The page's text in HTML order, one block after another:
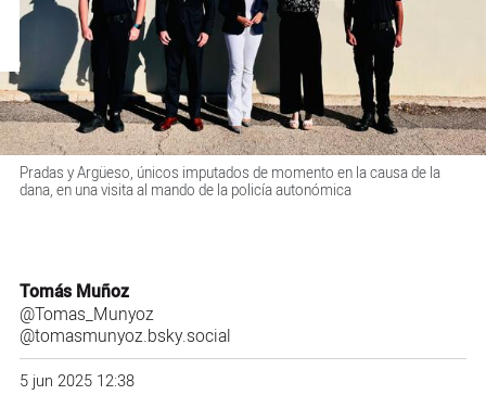
Pradas y Argüeso, únicos imputados de momento en la causa de la
dana, en una visita al mando de la policía autonómica
Tomás Muñoz
@Tomas_Munyoz
@tomasmunyoz.bsky.social
5 jun 2025 12:38